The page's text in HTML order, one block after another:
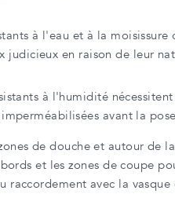
à l'eau et à la
judicieux en raison de leur
à l'humidité
avant la
de douche et autour de
et les zones de coupe
raccordement avec la vasque